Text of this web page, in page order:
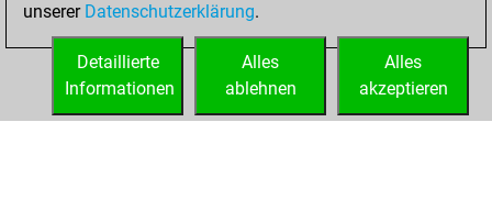
You created
your Play account
unserer Datenschutzerklärung.
Alles
akzeptieren
Alles
ablehnen
Detaillierte
Informationen